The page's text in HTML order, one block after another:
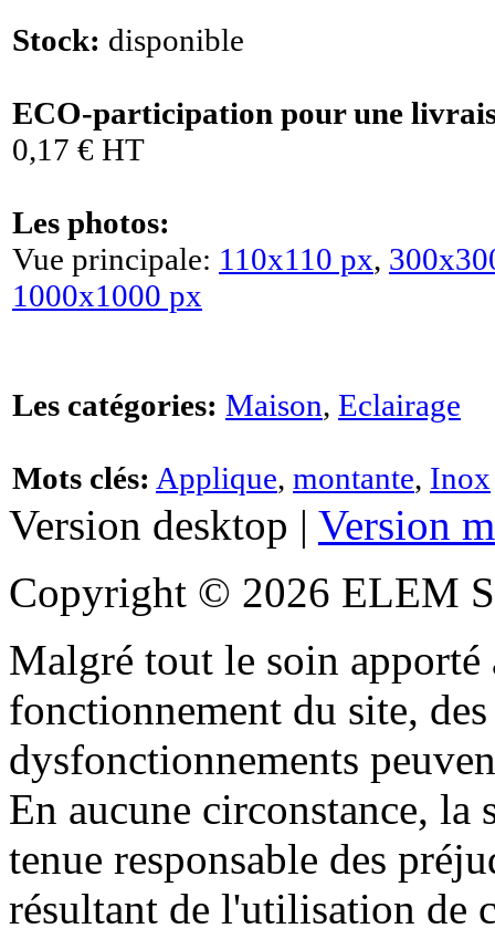
Stock: disponible
ECO-participation pour une
0,17 € HT
Les photos:
Vue principale: 110x110 px,
1000x1000 px
Les catégories: Maison, Eclairage
Mots clés: Applique, montante, Inox
Version desktop | Version
Copyright © 2026 ELEM
Malgré tout le soin apporté
fonctionnement du site,
dysfonctionnements
En aucune circonstance, la
tenue responsable des
résultant de l'utilisation de